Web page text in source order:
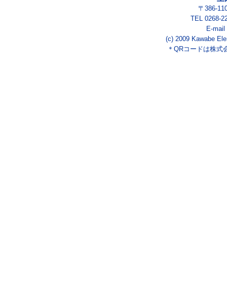
〒386-
TEL 0268-
E-mail
(c) 2009 Kawabe
＊QRコードは株式